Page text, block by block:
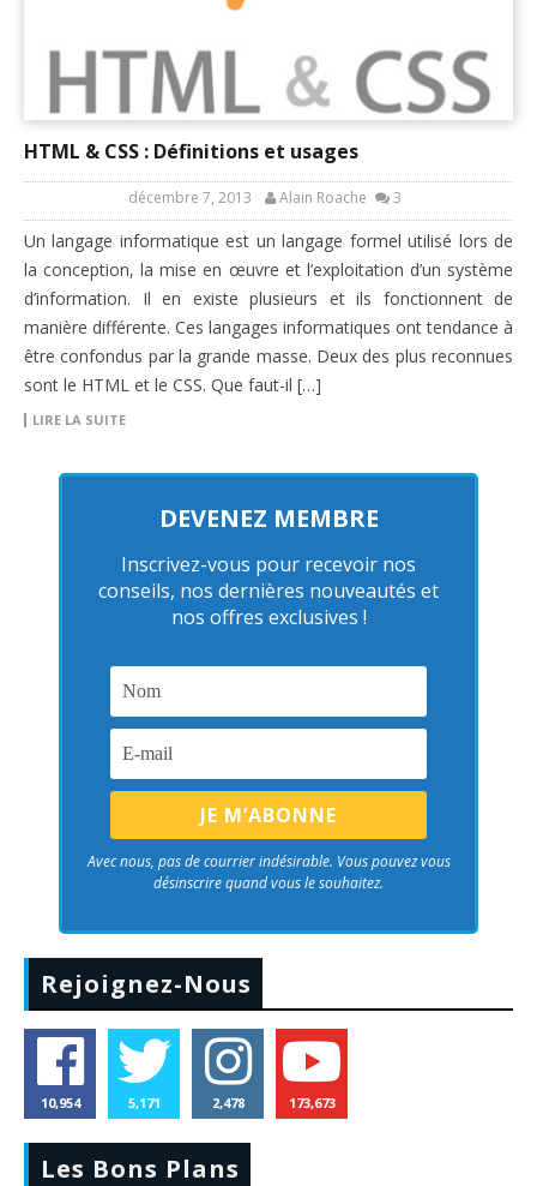
HTML & CSS : Définitions et usages
décembre 7, 2013 Alain Roache 3
Un langage informatique est un langage formel utilisé lors de
la conception, la mise en œuvre et l’exploitation d’un système
d’information. Il en existe plusieurs et ils fonctionnent de
manière différente. Ces langages informatiques ont tendance à
être confondus par la grande masse. Deux des plus reconnues
sont le HTML et le CSS. Que faut-il […]
LIRE LA SUITE
DEVENEZ MEMBRE
Inscrivez-vous pour recevoir nos
conseils, nos dernières nouveautés et
nos offres exclusives !
Avec nous, pas de courrier indésirable. Vous pouvez vous
désinscrire quand vous le souhaitez.
Rejoignez-Nous
10,954 5,171 2,478 173,673
Les Bons Plans